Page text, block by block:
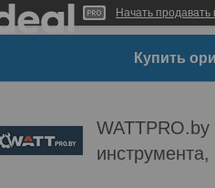
Начать продавать
Купить
WATTPRO.by